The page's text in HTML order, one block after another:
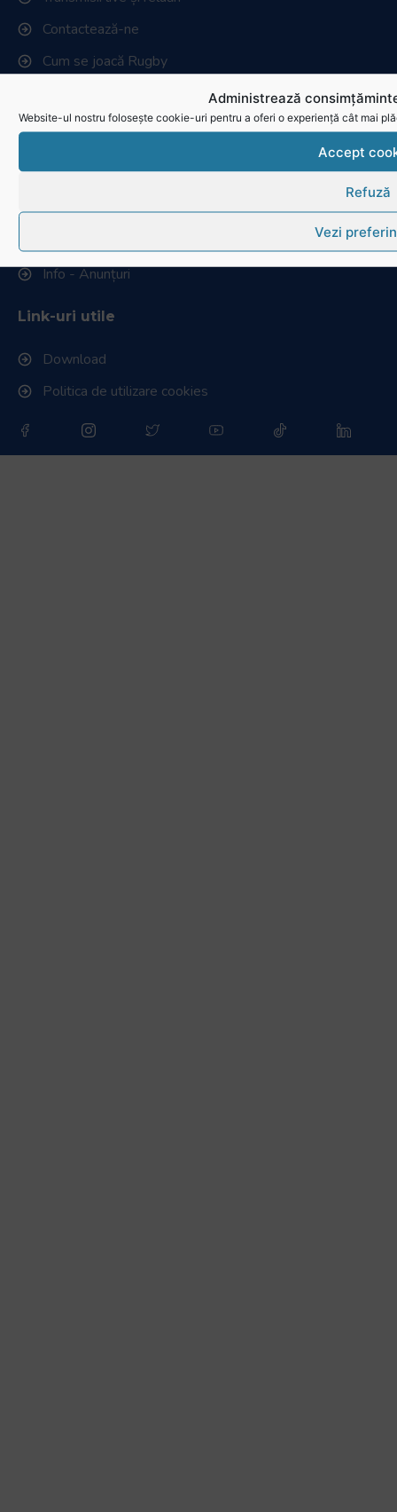
Administrează
Website-ul nostru folosește cookie-uri pentru a oferi o experiență cât mai
Accept
Refuză
Vezi
Contactează-ne
Cum se joacă Rugby
Federația Româna de Rugby
Cluburi afiliate la FRR
Stadionul național de rugby
Info - Anunțuri
Link-uri utile
Download
Politica de utilizare cookies